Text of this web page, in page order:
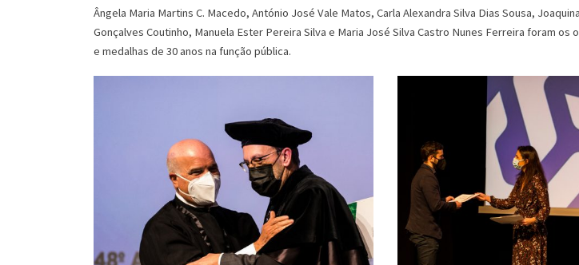
Ângela Maria Martins C. Macedo, António José Vale Matos, Carla Alexandra Silva Dias Sousa,
Gonçalves Coutinho, Manuela Ester Pereira Silva e Maria José Silva Castro Nunes Ferreira foram
e medalhas de 30 anos na função pública.